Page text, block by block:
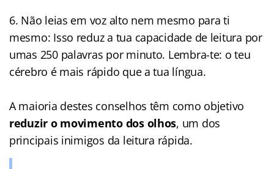
6. Não leias em voz alto nem mesmo para ti
mesmo: Isso reduz a tua capacidade de leitura por
umas 250 palavras por minuto. Lembra-te: o teu
cérebro é mais rápido que a tua língua.
A maioria destes conselhos têm como objetivo
reduzir o movimento dos olhos, um dos
principais inimigos da leitura rápida.